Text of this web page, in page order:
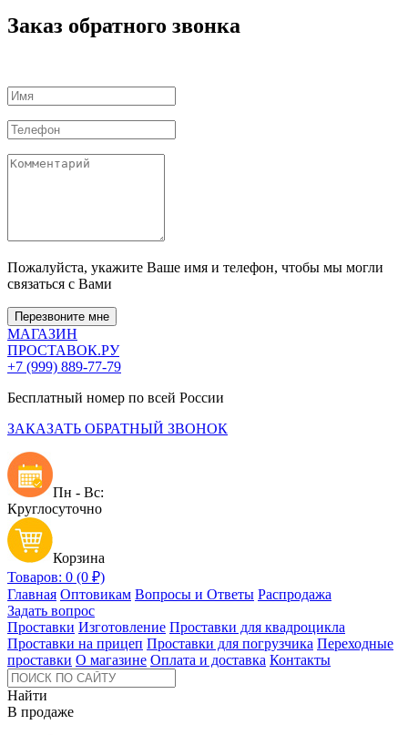
Заказ обратного звонка
Пожалуйста, укажите Ваше имя и телефон, чтобы мы могли
связаться с Вами
Перезвоните мне
МАГАЗИН
ПРОСТАВОК.РУ
+7 (999) 889-77-79
Бесплатный номер по всей России
ЗАКАЗАТЬ ОБРАТНЫЙ ЗВОНОК
Пн - Вс:
Круглосуточно
Корзина
Товаров: 0 (0 ₽)
Главная Оптовикам Вопросы и Ответы Распродажа
Задать вопрос
Проставки Изготовление Проставки для квадроцикла
Проставки на прицеп Проставки для погрузчика Переходные
проставки О магазине Оплата и доставка Контакты
Найти
В продаже